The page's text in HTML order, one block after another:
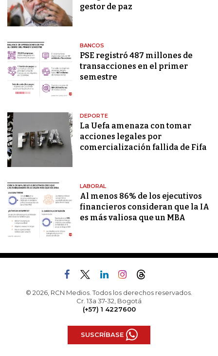
gestor de paz
BANCOS
PSE registró 487 millones de
transacciones en el primer
semestre
DEPORTE
La Uefa amenaza con tomar
acciones legales por
comercialización fallida de Fifa
LABORAL
Al menos 86% de los ejecutivos
financieros consideran que la IA
es más valiosa que un MBA
© 2026, RCN Medios. Todos los derechos reservados.
Cr. 13a 37-32, Bogotá
(+57) 1 4227600
SUSCRÍBASE